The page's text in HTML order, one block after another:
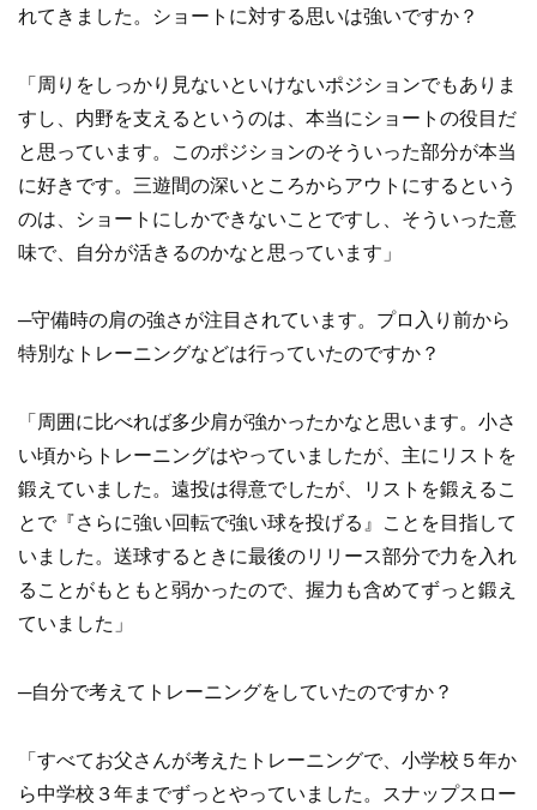
れてきました。ショートに対する思いは強いですか？
「周りをしっかり見ないといけないポジションでもありま
すし、内野を支えるというのは、本当にショートの役目だ
と思っています。このポジションのそういった部分が本当
に好きです。三遊間の深いところからアウトにするという
のは、ショートにしかできないことですし、そういった意
味で、自分が活きるのかなと思っています」
─守備時の肩の強さが注目されています。プロ入り前から
特別なトレーニングなどは行っていたのですか？
「周囲に比べれば多少肩が強かったかなと思います。小さ
い頃からトレーニングはやっていましたが、主にリストを
鍛えていました。遠投は得意でしたが、リストを鍛えるこ
とで『さらに強い回転で強い球を投げる』ことを目指して
いました。送球するときに最後のリリース部分で力を入れ
ることがもともと弱かったので、握力も含めてずっと鍛え
ていました」
─自分で考えてトレーニングをしていたのですか？
「すべてお父さんが考えたトレーニングで、小学校５年か
ら中学校３年までずっとやっていました。スナップスロー